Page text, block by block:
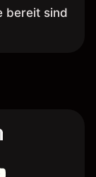
bereit sind